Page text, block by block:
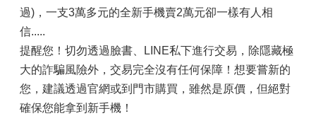
過)，一支3萬多元的全新手機賣2萬元卻一樣有人相
信.....
提醒您！切勿透過臉書、LINE私下進行交易，除隱藏極
大的詐騙風險外，交易完全沒有任何保障！想要嘗新的
您，建議透過官網或到門市購買，雖然是原價，但絕對
確保您能拿到新手機！